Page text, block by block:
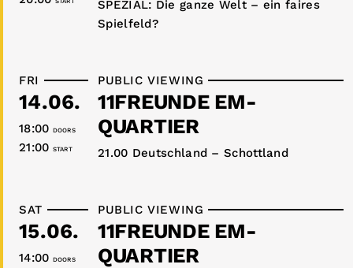
SPEZIAL: Die ganze Welt – ein faires
Spielfeld?
FRI
14.06.
DOORS
18:00
START
21:00
PUBLIC VIEWING
11FREUNDE EM-
QUARTIER
21.00 Deutschland – Schottland
SAT
15.06.
DOORS
14:00
PUBLIC VIEWING
11FREUNDE EM-
QUARTIER